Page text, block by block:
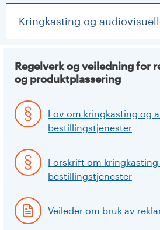
Kringkasting og
Regelverk og veiledning for
og produktplassering
Lov om kringkasting og
bestillingstjenester
Forskrift om
bestillingstjenester
Veileder om bruk av